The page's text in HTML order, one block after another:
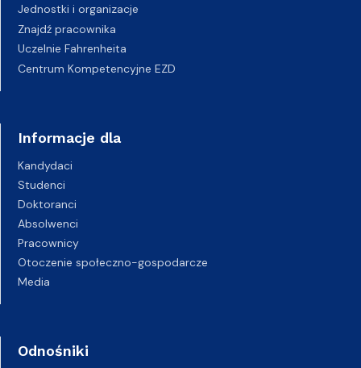
Jednostki i organizacje
Znajdź pracownika
Uczelnie Fahrenheita
Centrum Kompetencyjne EZD
Informacje dla
Kandydaci
Studenci
Doktoranci
Absolwenci
Pracownicy
Otoczenie społeczno-gospodarcze
Media
Odnośniki